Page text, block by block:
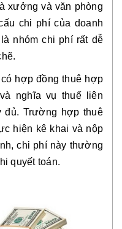
xưởng và văn phòng
chi phí của doanh
nhóm chi phí rất dễ
hợp đồng thuê hợp
nghĩa vụ thuế liên
đủ. Trường hợp thuê
hiện kê khai và nộp
, chi phí này thường
quyết toán.